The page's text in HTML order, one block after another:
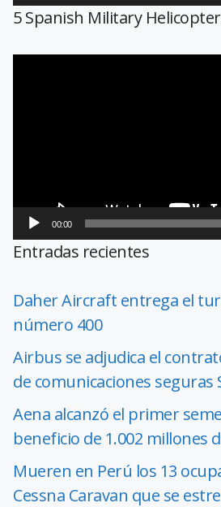
5 Spanish Military
00:00
Entradas recientes
Daher Aircraft entrega el
número 400
Airbus se adjudica el
de comunicaciones seguras
Aena alcanzó el primer
beneficio de 1.002 millones
Mueren en Perú los 13
Cessna Caravan que se